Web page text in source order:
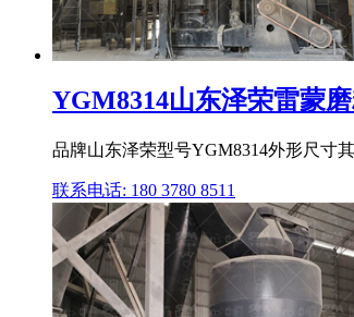
YGM8314山东泽荣雷蒙
品牌山东泽荣型号YGM8314外形尺寸
联系电话: 180 3780 8511